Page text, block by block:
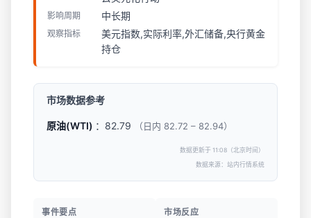
影响周期 中长期
观察指标
美元指数,实际利率,外汇储备,央行黄金
持仓
市场数据参考
原油(WTI) ：82.79 （日内 82.72 – 82.94）
数据更新于 11:08（北京时间）
数据来源：站内行情系统
事件要点 市场反应